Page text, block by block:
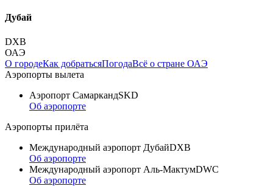
Дубай
DXB
ОАЭ
О городеКак добратьсяПогодаВсё о стране ОАЭ
Аэропорты вылета
Аэропорт СамаркандSKD
Об аэропорте
Аэропорты прилёта
Международный аэропорт ДубайDXB
Об аэропорте
Международный аэропорт Аль-МактумDWC
Об аэропорте